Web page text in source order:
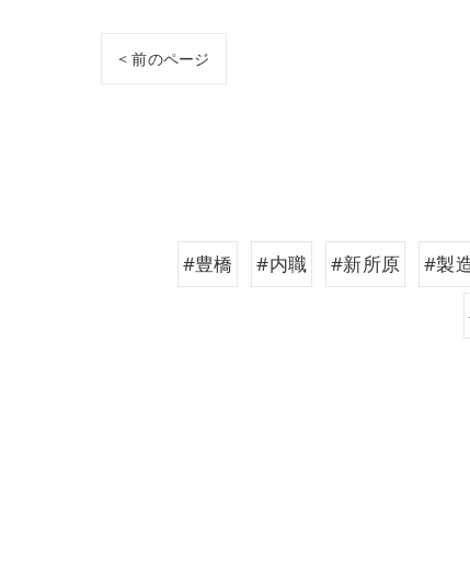
< 前のページ
#豊橋 #内職 #新所原 #製